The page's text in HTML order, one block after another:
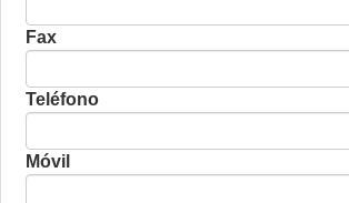
Fax
Teléfono
Móvil